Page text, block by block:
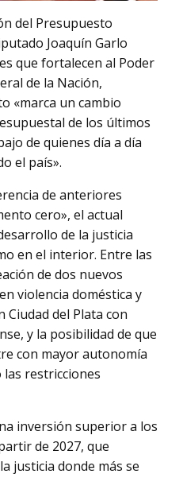
del Presupuesto
Joaquín Garlo
que fortalecen al Poder
de la Nación,
«marca un cambio
de los últimos
de quienes día a día
el país».
de anteriores
cero», el actual
de la justicia
en el interior. Entre las
de dos nuevos
violencia doméstica y
Ciudad del Plata con
y la posibilidad de que
con mayor autonomía
restricciones
inversión superior a los
de 2027, que
justicia donde más se